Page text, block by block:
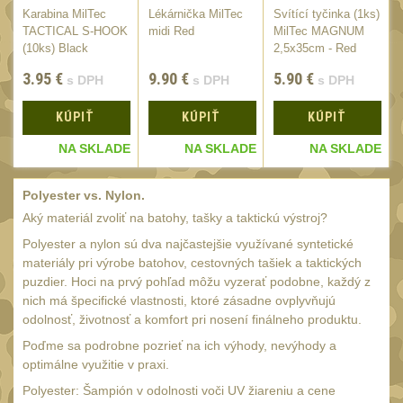
Láhve 16
Lékárničky
Na přežití
Ostatní44
MONTÁŽE PRO OPTIKU
Adaptéry a risery
Boční montáže 11
Montáže pro optiku
1" Picatinny 45
1" Dovetail13
30mm Picatinny47
30mm Dovetail
Karabina MilTec
TACTICAL S-HOOK
(10ks) Black
3.95 € s DPH
KÚPIŤ
NA SKLADE
Lékárnička MilTec
midi Red
9.90 € s DPH
KÚPIŤ
NA SKLADE
Svítící tyčinka (1ks)
MilTec MAGNUM
2,5x35cm - Red
5.90 € s DPH
KÚPIŤ
NA SKLADE
Polyester vs. Nylon.
Aký materiál zvoliť na batohy, tašky a taktickú výstroj?
Polyester a nylon sú dva najčastejšie využívané syntetické
materiály pri výrobe batohov, cestovných tašiek a taktických
puzdier. Hoci na prvý pohľad môžu vyzerať podobne, každý z
nich má špecifické vlastnosti, ktoré zásadne ovplyvňujú
odolnosť, životnosť a komfort pri nosení finálneho produktu.
Poďme sa podrobne pozrieť na ich výhody, nevýhody a
optimálne využitie v praxi.
Polyester: Šampión v odolnosti voči UV žiareniu a cene